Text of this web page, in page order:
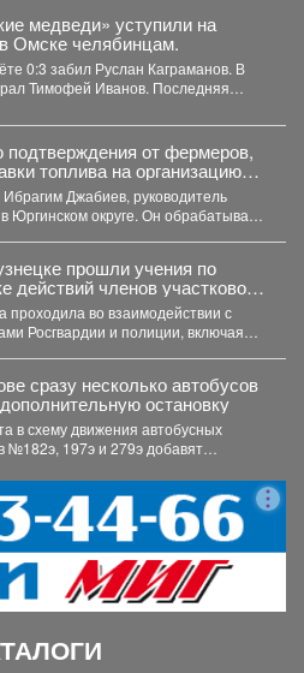
медведи» уступили на
Омске челябинцам.
0:3 забил Руслан Каграманов. В
Тимофей Иванов. Последняя
от фермеров,
топлива на организацию
кампании уже начались.
Джабиев, руководитель
Юргинском округе. Он обрабатывает
прошли учения по
действий членов участковой
комиссии в нештатных
на предстоящих выборах.
проходила во взаимодействии с
Росгвардии и полиции, включая
сразу несколько автобусов
остановку
в схему движения автобусных
№182э, 197э и 279э добавят